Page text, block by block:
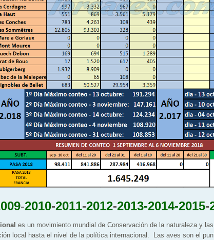
-2010-2011-2012-2013-2014-2015-
es un movimiento mundial de Conservación de la naturaleza y
local hasta el nivel de la política internacional. Las aves son el